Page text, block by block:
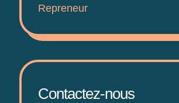
Repreneur
Contactez-nous